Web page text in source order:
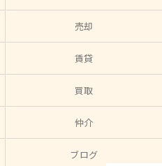
売却
賃貸
買取
仲介
ブログ